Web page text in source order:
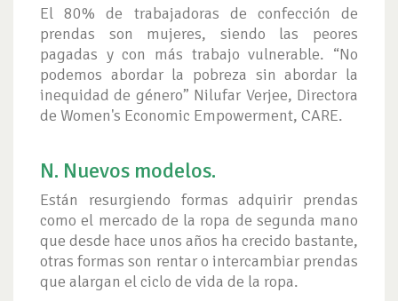
El 80% de trabajadoras de confección de
prendas son mujeres, siendo las peores
pagadas y con más trabajo vulnerable. “No
podemos abordar la pobreza sin abordar la
inequidad de género” Nilufar Verjee, Directora
de Women's Economic Empowerment, CARE.
N. Nuevos modelos.
Están resurgiendo formas adquirir prendas
como el mercado de la ropa de segunda mano
que desde hace unos años ha crecido bastante,
otras formas son rentar o intercambiar prendas
que alargan el ciclo de vida de la ropa.